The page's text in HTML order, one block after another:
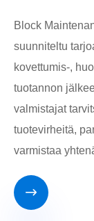
Block
suunniteltu
kovettumis-,
tuotannon
valmistajat
tuotevirheitä,
varmistaa
